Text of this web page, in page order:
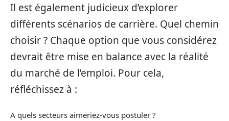
Il est également judicieux d’explorer
différents scénarios de carrière. Quel chemin
choisir ? Chaque option que vous considérez
devrait être mise en balance avec la réalité
du marché de l’emploi. Pour cela,
réfléchissez à :
A quels secteurs aimeriez-vous postuler ?